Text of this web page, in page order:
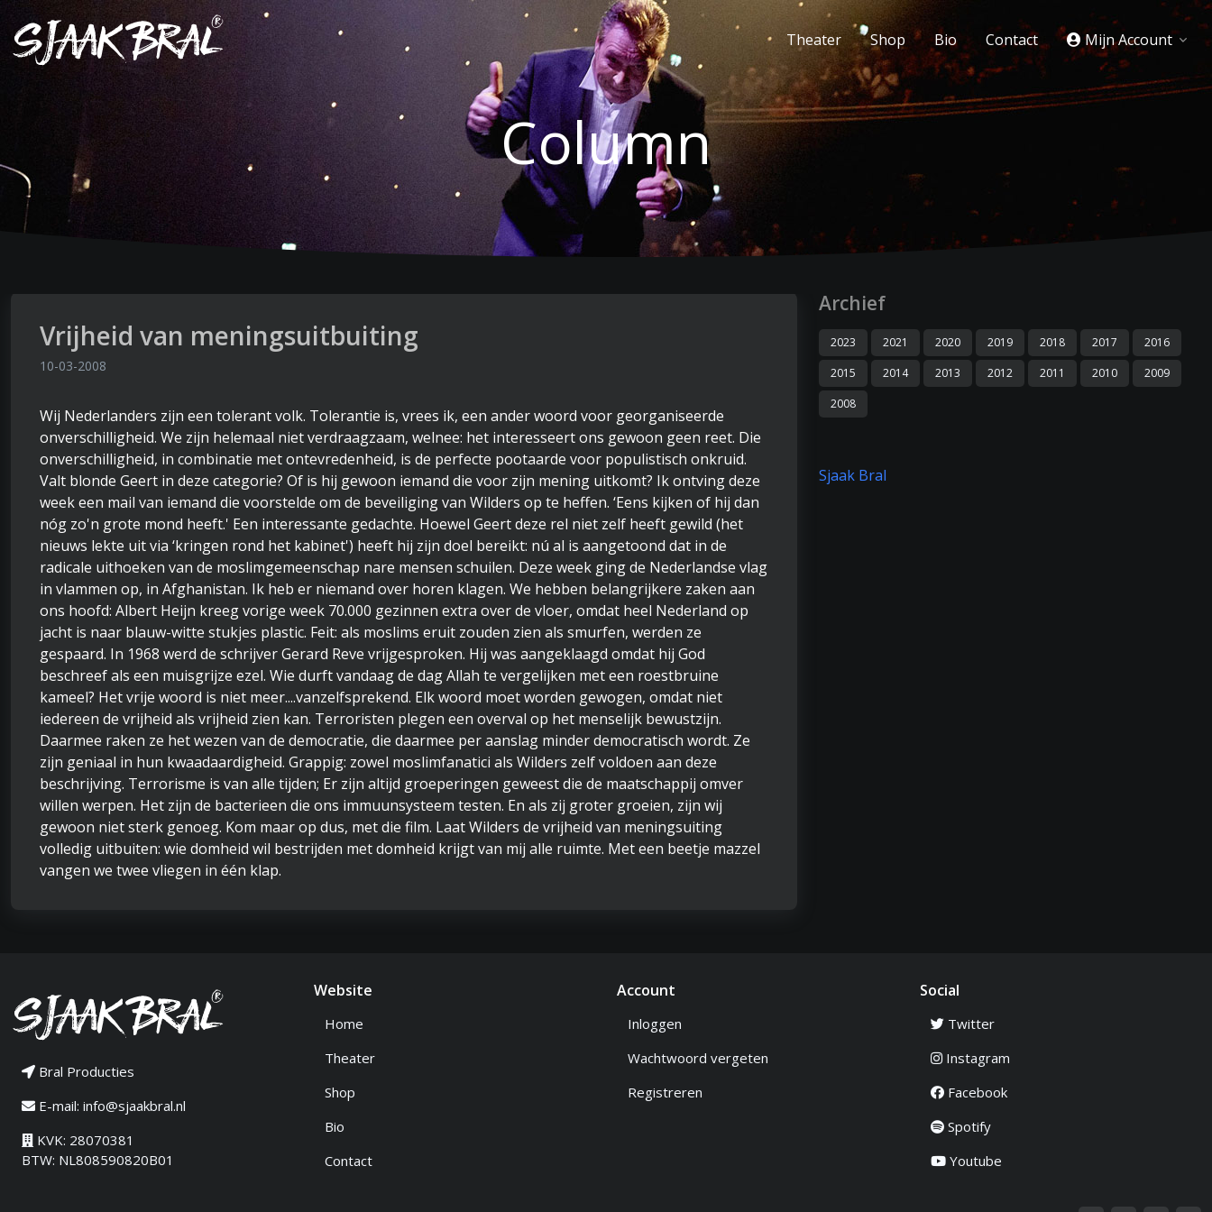
Theater Shop Bio Contact Mijn Account
Column
Vrijheid van meningsuitbuiting
10-03-2008
Wij Nederlanders zijn een tolerant volk. Tolerantie is, vrees ik, een ander woord voor georganiseerde
onverschilligheid. We zijn helemaal niet verdraagzaam, welnee: het interesseert ons gewoon geen reet. Die
onverschilligheid, in combinatie met ontevredenheid, is de perfecte pootaarde voor populistisch onkruid.
Valt blonde Geert in deze categorie? Of is hij gewoon iemand die voor zijn mening uitkomt? Ik ontving deze
week een mail van iemand die voorstelde om de beveiliging van Wilders op te heffen. ‘Eens kijken of hij dan
nóg zo'n grote mond heeft.' Een interessante gedachte. Hoewel Geert deze rel niet zelf heeft gewild (het
nieuws lekte uit via ‘kringen rond het kabinet') heeft hij zijn doel bereikt: nú al is aangetoond dat in de
radicale uithoeken van de moslimgemeenschap nare mensen schuilen. Deze week ging de Nederlandse vlag
in vlammen op, in Afghanistan. Ik heb er niemand over horen klagen. We hebben belangrijkere zaken aan
ons hoofd: Albert Heijn kreeg vorige week 70.000 gezinnen extra over de vloer, omdat heel Nederland op
jacht is naar blauw-witte stukjes plastic. Feit: als moslims eruit zouden zien als smurfen, werden ze
gespaard. In 1968 werd de schrijver Gerard Reve vrijgesproken. Hij was aangeklaagd omdat hij God
beschreef als een muisgrijze ezel. Wie durft vandaag de dag Allah te vergelijken met een roestbruine
kameel? Het vrije woord is niet meer....vanzelfsprekend. Elk woord moet worden gewogen, omdat niet
iedereen de vrijheid als vrijheid zien kan. Terroristen plegen een overval op het menselijk bewustzijn.
Daarmee raken ze het wezen van de democratie, die daarmee per aanslag minder democratisch wordt. Ze
zijn geniaal in hun kwaadaardigheid. Grappig: zowel moslimfanatici als Wilders zelf voldoen aan deze
beschrijving. Terrorisme is van alle tijden; Er zijn altijd groeperingen geweest die de maatschappij omver
willen werpen. Het zijn de bacterieen die ons immuunsysteem testen. En als zij groter groeien, zijn wij
gewoon niet sterk genoeg. Kom maar op dus, met die film. Laat Wilders de vrijheid van meningsuiting
volledig uitbuiten: wie domheid wil bestrijden met domheid krijgt van mij alle ruimte. Met een beetje mazzel
vangen we twee vliegen in één klap.
Archief
2023 2021 2020 2019 2018 2017
2016
2015
2014 2013 2012 2011 2010
2009
2008
Sjaak Bral
Bral Producties
E-mail: info@sjaakbral.nl
KVK: 28070381
BTW: NL808590820B01
Website
Home
Theater
Shop
Bio
Contact
Account
Inloggen
Wachtwoord vergeten
Registreren
Social
Twitter
Instagram
Facebook
Spotify
Youtube